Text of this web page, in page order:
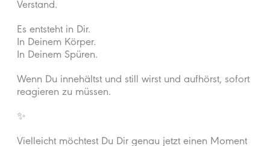
Verstand.
Es entsteht in Dir.
In Deinem Körper.
In Deinem Spüren.
Wenn Du innehältst und still wirst und aufhörst, sofort
reagieren zu müssen.
✨
Vielleicht möchtest Du Dir genau jetzt einen Moment